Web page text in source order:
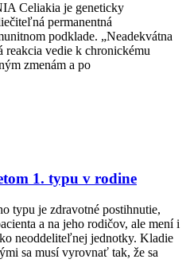
Celiakia je geneticky
permanentná
podklade. „Neadekvátna
reakcia vedie k chronickému
zmenám a po
1. typu v rodine
typu je zdravotné postihnutie,
a na jeho rodičov, ale mení i
neoddeliteľnej jednotky. Kladie
sa musí vyrovnať tak, že sa